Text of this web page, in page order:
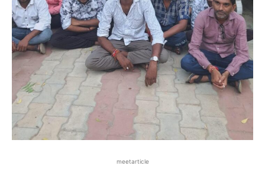
meetarticle